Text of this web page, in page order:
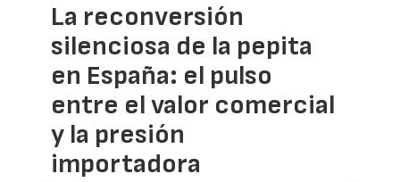
La reconversión
silenciosa de la pepita
en España: el pulso
entre el valor comercial
y la presión
importadora